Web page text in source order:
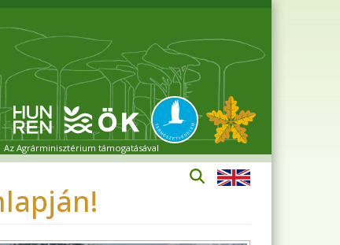
Az Agrárminisztérium támogatásával